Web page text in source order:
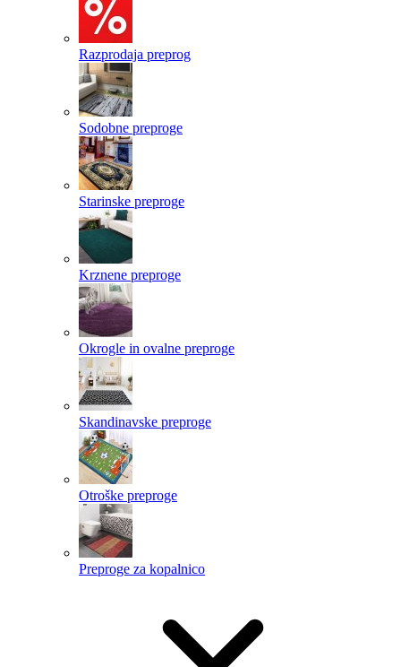
Razprodaja preprog
Sodobne preproge
Starinske preproge
Krznene preproge
Okrogle in ovalne preproge
Skandinavske preproge
Otroške preproge
Preproge za kopalnico